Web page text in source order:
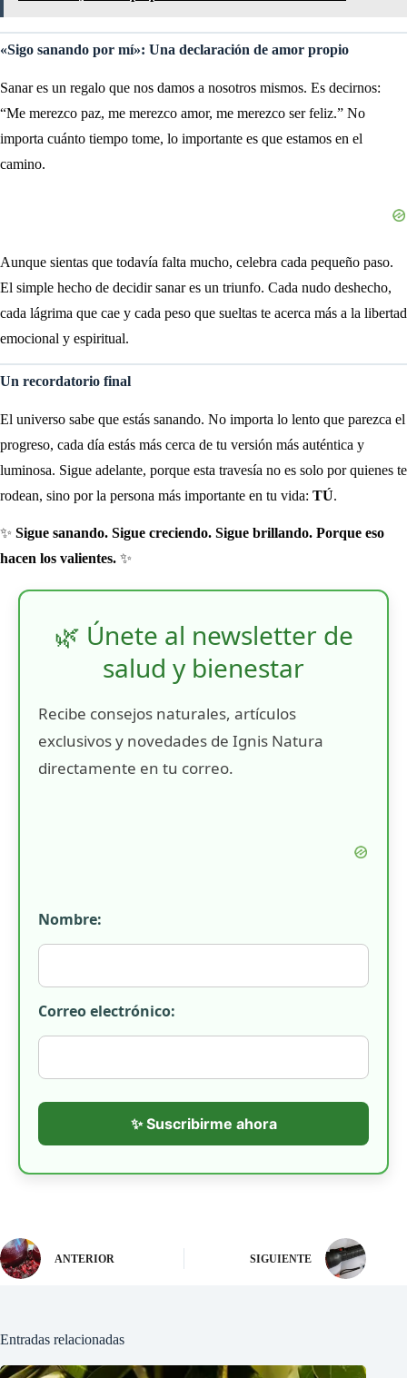
«Sigo sanando por mí»: Una declaración de amor propio
Sanar es un regalo que nos damos a nosotros mismos. Es decirnos:
“Me merezco paz, me merezco amor, me merezco ser feliz.” No
importa cuánto tiempo tome, lo importante es que estamos en el
camino.
Aunque sientas que todavía falta mucho, celebra cada pequeño paso.
El simple hecho de decidir sanar es un triunfo. Cada nudo deshecho,
cada lágrima que cae y cada peso que sueltas te acerca más a la libertad
emocional y espiritual.
Un recordatorio final
El universo sabe que estás sanando. No importa lo lento que parezca el
progreso, cada día estás más cerca de tu versión más auténtica y
luminosa. Sigue adelante, porque esta travesía no es solo por quienes te
rodean, sino por la persona más importante en tu vida: TÚ.
✨ Sigue sanando. Sigue creciendo. Sigue brillando. Porque eso
hacen los valientes. ✨
🌿 Únete al newsletter de
salud y bienestar
Recibe consejos naturales, artículos
exclusivos y novedades de Ignis Natura
directamente en tu correo.
Nombre:
Correo electrónico:
✨ Suscribirme ahora
ANTERIOR SIGUIENTE
Entradas relacionadas